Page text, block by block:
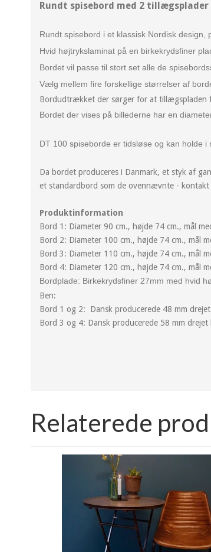
Rundt spisebord med 2 tillægsplader
Rundt spisebord i et klassisk Nordisk
Hvid højtrykslaminat på en birkekrydsfiner
Bordet vil passe til stort set alle de
Vælg mellem fire forskellige størrelser af
Bordudtrækket der sørger for at tillægspladen
Bordet der vises på billederne har en
DT 100 spiseborde er tidsløse og kan holde i
Da bordet produceres i Danmark, et styk af
et standardbord som de ovennævnte -
Produktinformation
Bord 1: Diameter 90 cm., højde 74 cm., mål
Bord 2: Diameter 100 cm., højde 74 cm., mål
Bord 3: Diameter 110 cm., højde 74 cm., mål
Bord 4: Diameter 120 cm., højde 74 cm., mål
Bordplade: Birkekrydsfiner 27mm med hvid
Ben:
Bord 1 og 2: Dansk producerede 48 mm
Bord 3 og 4: Dansk producerede 58 mm
Relaterede